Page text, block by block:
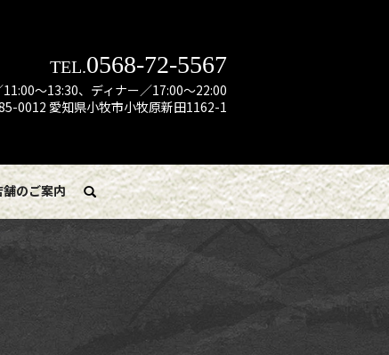
TEL.0568-72-5567
11:00～13:30、ディナー／17:00～22:00
0012 愛知県小牧市小牧原新田1162-1
舗のご案内 search